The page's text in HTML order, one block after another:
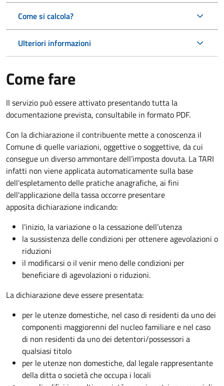
Come si calcola?
Ulteriori informazioni
Come fare
Il servizio può essere attivato presentando tutta la
documentazione prevista, consultabile in formato PDF.
Con la dichiarazione il contribuente mette a conoscenza il
Comune di quelle variazioni, oggettive o soggettive, da cui
consegue un diverso ammontare dell’imposta dovuta. La TARI
infatti non viene applicata automaticamente sulla base
dell'espletamento delle pratiche anagrafiche, ai fini
dell'applicazione della tassa occorre presentare
apposita dichiarazione indicando:
l'inizio, la variazione o la cessazione dell’utenza
la sussistenza delle condizioni per ottenere agevolazioni o
riduzioni
il modificarsi o il venir meno delle condizioni per
beneficiare di agevolazioni o riduzioni.
La dichiarazione deve essere presentata:
per le utenze domestiche, nel caso di residenti da uno dei
componenti maggiorenni del nucleo familiare e nel caso
di non residenti da uno dei detentori/possessori a
qualsiasi titolo
per le utenze non domestiche, dal legale rappresentante
della ditta o società che occupa i locali